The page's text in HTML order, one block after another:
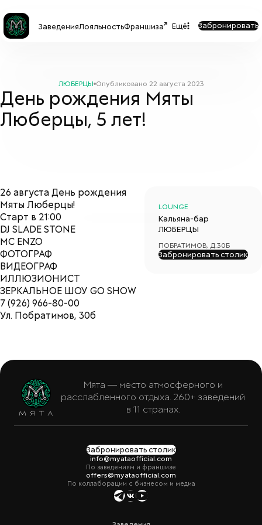
ЗаведенияЛояльностьФраншиза Ещё Забронировать
ЛЮБЕРЦЫ Опубликовано 22 августа 2023
День рождения Мяты
Люберцы, 5 лет!
26 августа День рождения
Мяты Люберцы!
Старт в 21:00
DJ SLADE STONE
MC ENZO
ФОТОГРАФ
ВИДЕОГРАФ
ИЛЛЮЗИОНИСТ
ЗЕРКАЛЬНОЕ ШОУ GO SHOW
7 (926) 966-80-00
Ул. Побратимов, 30б
LOUNGE
Кальяна-бар
ЛЮБЕРЦЫ
ПОБРАТИМОВ, Д.30Б
Забронировать столик
Мята — место атмосферного и
расслабленного отдыха. 260+ заведений
в 11 странах.
Забронировать столик
info@myataofficial.com
По заведениям и франшизе
offers@myataofficial.com
По коллаборации с бизнесом и медиа